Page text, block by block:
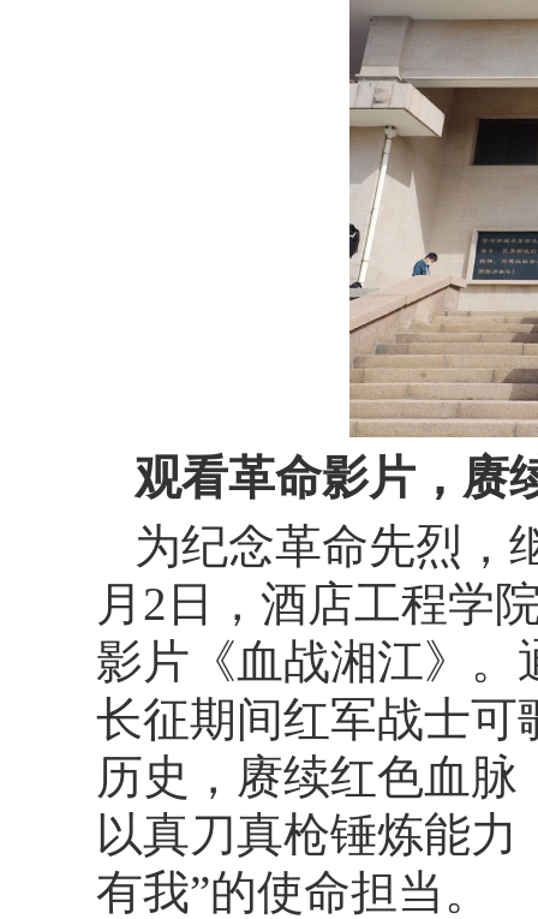
观看革命影片，赓
为纪念革命先烈，
月2日，酒店工程学
影片《血战湘江》
长征期间红军战士可
历史，赓续红色血
以真刀真枪锤炼能力
有我”的使命担当。